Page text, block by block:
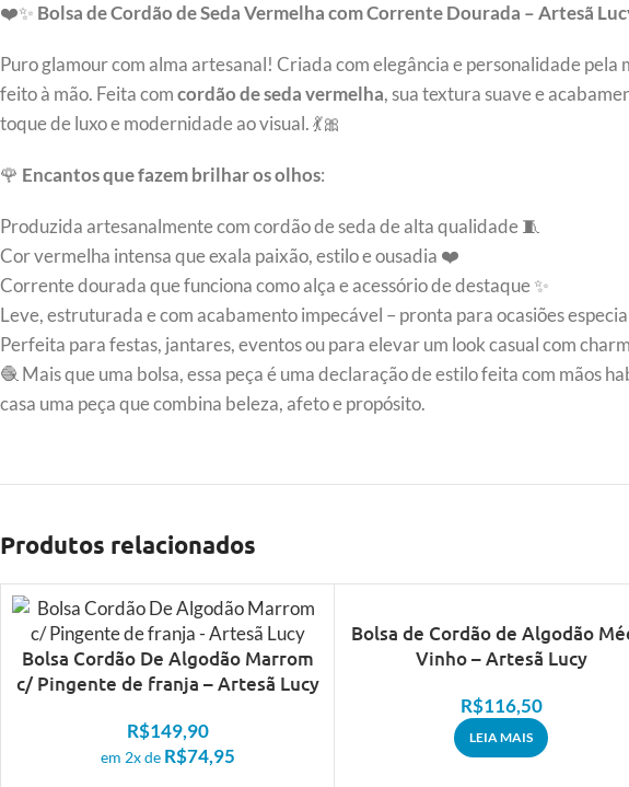
❤️✨ Bolsa de Cordão de Seda Vermelha com Corrente Dourada – Artesã
Puro glamour com alma artesanal! Criada com elegância e personalidade pela
feito à mão. Feita comcordão de seda vermelha, sua textura suave e
toque de luxo e modernidade ao visual. 💃🎀
🌹 Encantos que fazem brilhar os olhos:
Produzida artesanalmente com cordão de seda de alta qualidade 🧵
Cor vermelha intensa que exala paixão, estilo e ousadia ❤️
Corrente dourada que funciona como alça e acessório de destaque ✨
Leve, estruturada e com acabamento impecável – pronta para ocasiões
Perfeita para festas, jantares, eventos ou para elevar um look casual com
🧶 Mais que uma bolsa, essa peça é uma declaração de estilo feita com mãos
casa uma peça que combina beleza, afeto e propósito.
Produtos relacionados
Bolsa Cordão De Algodão Marrom
c/ Pingente de franja – Artesã Lucy
R$149,90
em 2x de R$74,95
ESGOTADO
Bolsa de Cordão de Algodão
Vinho – Artesã Lucy
R$116,50
LEIA MAIS